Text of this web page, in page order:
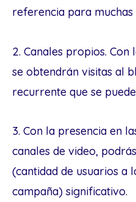
referencia para muchas
2. Canales propios. Con
se obtendrán visitas al
recurrente que se
3. Con la presencia en
canales de video,
(cantidad de usuarios a
campaña) significativo.